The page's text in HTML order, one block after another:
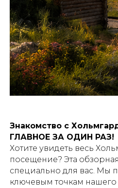
Знакомство с
ГЛАВНОЕ ЗА ОДИН РАЗ!
Хотите увидеть весь
посещение? Эта
специально для вас. Мы
ключевым точкам нашего